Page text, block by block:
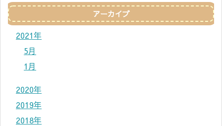
アーカイブ
2021年
5月
1月
2020年
2019年
2018年